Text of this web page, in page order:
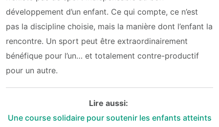
développement d’un enfant. Ce qui compte, ce n’est
pas la discipline choisie, mais la manière dont l’enfant la
rencontre. Un sport peut être extraordinairement
bénéfique pour l’un… et totalement contre-productif
pour un autre.
Lire aussi:
Une course solidaire pour soutenir les enfants atteints